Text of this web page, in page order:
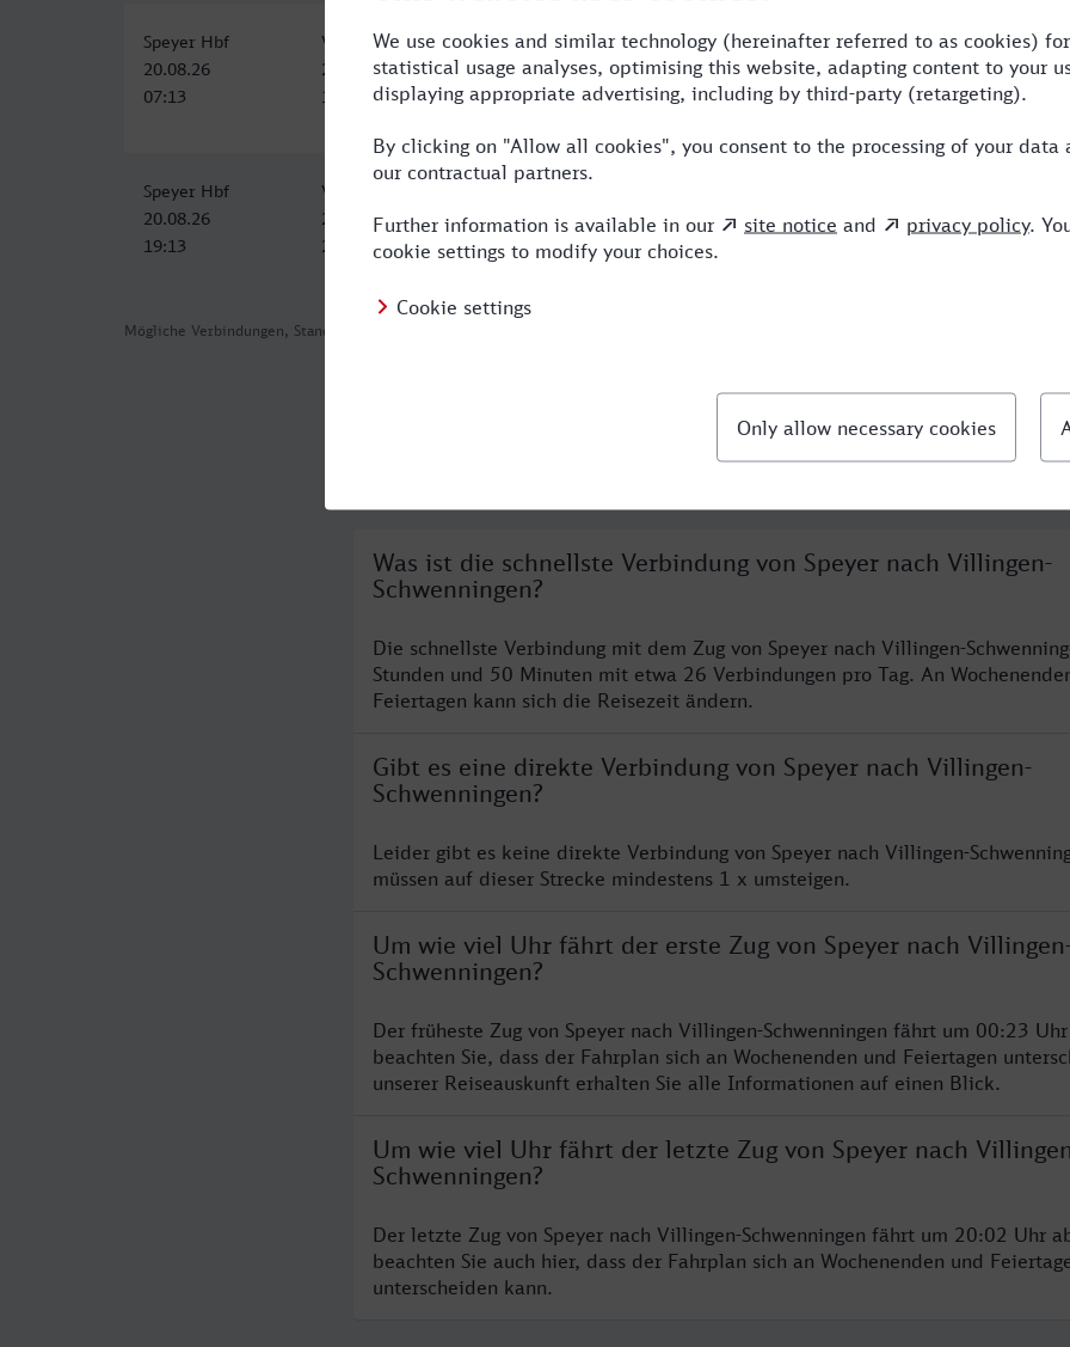
Mögliche Verbindungen, Stand: 2026-08-06 08:50
Speyer Hbf
20.08.26
07:13
Villingen (Schwarzw)
20.08.26
10:03
2:50 1 RE
Speyer Hbf
20.08.26
19:13
Villingen (Schwarzw)
20.08.26
22:03
Was ist die schnellste Verbindung von Speyer nach Villingen-
Schwenningen?
Die schnellste Verbindung mit dem Zug von Speyer nach Villingen-
Stunden und 50 Minuten mit etwa 26 Verbindungen pro Tag. An
Feiertagen kann sich die Reisezeit ändern.
Gibt es eine direkte Verbindung von Speyer nach Villingen-
Schwenningen?
Leider gibt es keine direkte Verbindung von Speyer nach Villingen-
müssen auf dieser Strecke mindestens 1 x umsteigen.
Um wie viel Uhr fährt der erste Zug von Speyer nach
Schwenningen?
Der früheste Zug von Speyer nach Villingen-Schwenningen fährt um 00:23
beachten Sie, dass der Fahrplan sich an Wochenenden und Feiertagen
unserer Reiseauskunft erhalten Sie alle Informationen auf einen Blick.
Um wie viel Uhr fährt der letzte Zug von Speyer nach
Schwenningen?
Der letzte Zug von Speyer nach Villingen-Schwenningen fährt um 20:02 Uhr
beachten Sie auch hier, dass der Fahrplan sich an Wochenenden und
unterscheiden kann.